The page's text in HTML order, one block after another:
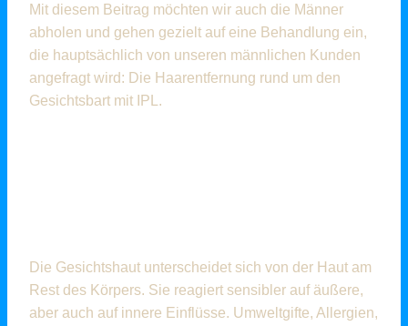
Mit diesem Beitrag möchten wir auch die Männer
abholen und gehen gezielt auf eine Behandlung ein,
die hauptsächlich von unseren männlichen Kunden
angefragt wird: Die Haarentfernung rund um den
Gesichtsbart mit IPL.
Die Gesichtshaut unterscheidet sich von der Haut am
Rest des Körpers. Sie reagiert sensibler auf äußere,
aber auch auf innere Einflüsse. Umweltgifte, Allergien,